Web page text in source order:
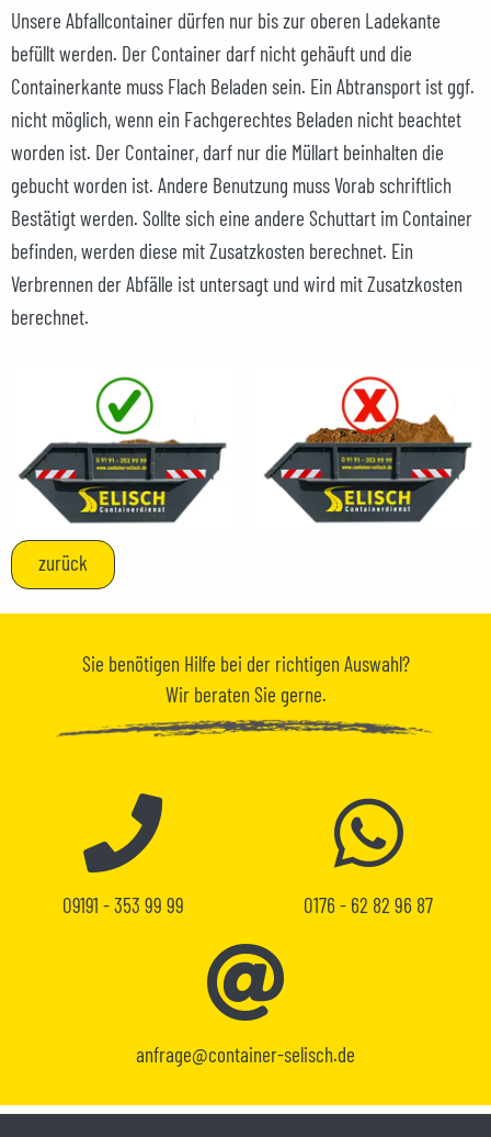
Unsere Abfallcontainer dürfen nur bis zur oberen Ladekante
befüllt werden. Der Container darf nicht gehäuft und die
Containerkante muss Flach Beladen sein. Ein Abtransport ist ggf.
nicht möglich, wenn ein Fachgerechtes Beladen nicht beachtet
worden ist. Der Container, darf nur die Müllart beinhalten die
gebucht worden ist. Andere Benutzung muss Vorab schriftlich
Bestätigt werden. Sollte sich eine andere Schuttart im Container
befinden, werden diese mit Zusatzkosten berechnet. Ein
Verbrennen der Abfälle ist untersagt und wird mit Zusatzkosten
berechnet.
zurück
Sie benötigen Hilfe bei der richtigen Auswahl?
Wir beraten Sie gerne.
09191 - 353 99 99 0176 - 62 82 96 87
anfrage@container-selisch.de